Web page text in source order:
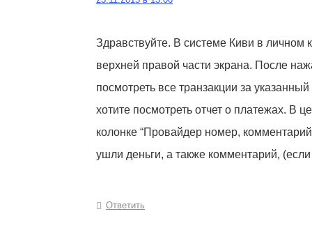
Здравствуйте. В системе Киви в личном
верхней правой части экрана. После
посмотреть все транзакции за
хотите посмотреть отчет о платежах. В
колонке “Провайдер номер,
ушли деньги, а также комментарий,
Ответить